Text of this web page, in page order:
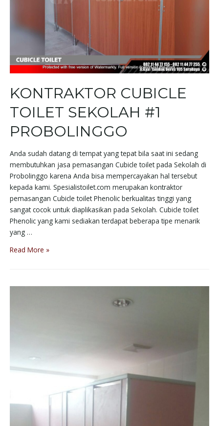
KONTRAKTOR CUBICLE
TOILET SEKOLAH #1
PROBOLINGGO
Anda sudah datang di tempat yang tepat bila saat ini sedang
membutuhkan jasa pemasangan Cubicle toilet pada Sekolah di
Probolinggo karena Anda bisa mempercayakan hal tersebut
kepada kami. Spesialistoilet.com merupakan kontraktor
pemasangan Cubicle toilet Phenolic berkualitas tinggi yang
sangat cocok untuk diaplikasikan pada Sekolah. Cubicle toilet
Phenolic yang kami sediakan terdapat beberapa tipe menarik
yang …
Read More »